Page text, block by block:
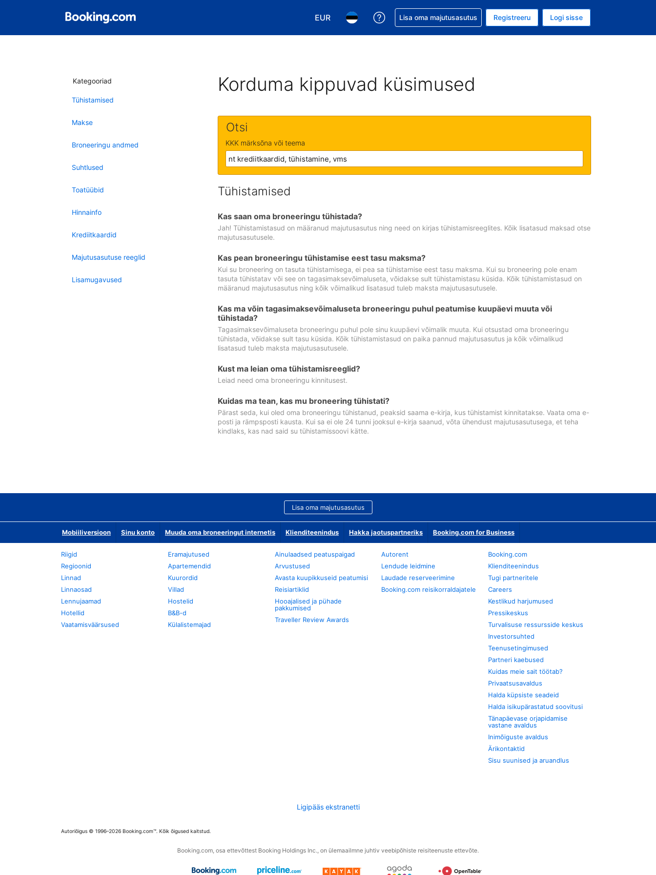
EUR
Vali valuuta. Praegune valitud valuuta on EUR
Vali keel. Praegune valitud keel on Eesti keeles
Saa broneeringuga abi
Lisa oma majutusasutus Registreeru Logi sisse
Kategooriad
Tühistamised
Makse
Broneeringu andmed
Suhtlused
Toatüübid
Hinnainfo
Krediitkaardid
Majutusasutuse reeglid
Lisamugavused
Korduma kippuvad küsimused
Otsi
KKK märksõna või teema
Tühistamised
Kas saan oma broneeringu tühistada?
Jah! Tühistamistasud on määranud majutusasutus ning need on kirjas tühistamisreeglites. Kõik lisatasud maksad otse
majutusasutusele.
Kas pean broneeringu tühistamise eest tasu maksma?
Kui su broneering on tasuta tühistamisega, ei pea sa tühistamise eest tasu maksma. Kui su broneering pole enam
tasuta tühistatav või see on tagasimaksevõimaluseta, võidakse sult tühistamistasu küsida. Kõik tühistamistasud on
määranud majutusasutus ning kõik võimalikud lisatasud tuleb maksta majutusasutusele.
Kas ma võin tagasimaksevõimaluseta broneeringu puhul peatumise kuupäevi muuta või
tühistada?
Tagasimaksevõimaluseta broneeringu puhul pole sinu kuupäevi võimalik muuta. Kui otsustad oma broneeringu
tühistada, võidakse sult tasu küsida. Kõik tühistamistasud on paika pannud majutusasutus ja kõik võimalikud
lisatasud tuleb maksta majutusasutusele.
Kust ma leian oma tühistamisreeglid?
Leiad need oma broneeringu kinnitusest.
Kuidas ma tean, kas mu broneering tühistati?
Pärast seda, kui oled oma broneeringu tühistanud, peaksid saama e-kirja, kus tühistamist kinnitatakse. Vaata oma e-
posti ja rämpsposti kausta. Kui sa ei ole 24 tunni jooksul e-kirja saanud, võta ühendust majutusasutusega, et teha
kindlaks, kas nad said su tühistamissoovi kätte.
Lisa oma majutusasutus
Mobiiliversioon Sinu konto Muuda oma broneeringut internetis Klienditeenindus Hakka jaotuspartneriks Booking.com for Business
Riigid
Regioonid
Linnad
Linnaosad
Lennujaamad
Hotellid
Vaatamisväärsused
Eramajutused
Apartemendid
Kuurordid
Villad
Hostelid
B&B-d
Külalistemajad
Ainulaadsed peatuspaigad
Arvustused
Avasta kuupikkuseid peatumisi
Reisiartiklid
Hooajalised ja pühade
pakkumised
Traveller Review Awards
Autorent
Lendude leidmine
Laudade reserveerimine
Booking.com reisikorraldajatele
Booking.com
Klienditeenindus
Tugi partneritele
Careers
Kestlikud harjumused
Pressikeskus
Turvalisuse ressursside keskus
Investorsuhted
Teenusetingimused
Partneri kaebused
Kuidas meie sait töötab?
Privaatsusavaldus
Halda küpsiste seadeid
Halda isikupärastatud soovitusi
Tänapäevase orjapidamise
vastane avaldus
Inimõiguste avaldus
Ärikontaktid
Sisu suunised ja aruandlus
Ligipääs ekstranetti
Autoriõigus © 1996–2026 Booking.com™. Kõik õigused kaitstud.
Booking.com, osa ettevõttest Booking Holdings Inc., on ülemaailmne juhtiv veebipõhiste reisiteenuste ettevõte.